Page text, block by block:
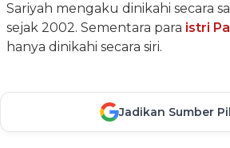
Sariyah mengaku dinikahi secara
sejak 2002. Sementara para istri
hanya dinikahi secara siri.
Jadikan Sumber